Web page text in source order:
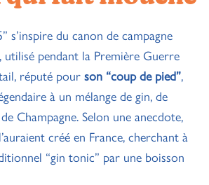
s’inspire du canon de campagne
utilisé pendant la Première Guerre
réputé pour son “coup de pied”,
à un mélange de gin, de
Champagne. Selon une anecdote,
créé en France, cherchant à
“gin tonic” par une boisson